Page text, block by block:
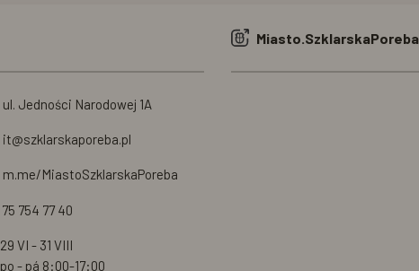
ul. Jedności Narodowej 1A
it@szklarskaporeba.pl
m.me/MiastoSzklarskaPoreba
75 754 77 40
29 VI - 31 VIII
po - pá 8:00-17:00